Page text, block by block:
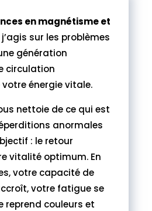
en magnétisme et
j’agis sur les problèmes
génération
circulation
énergie vitale.
nettoie de ce qui est
anormales
: le retour
vitalité optimum. En
votre capacité de
votre fatigue se
reprend couleurs et